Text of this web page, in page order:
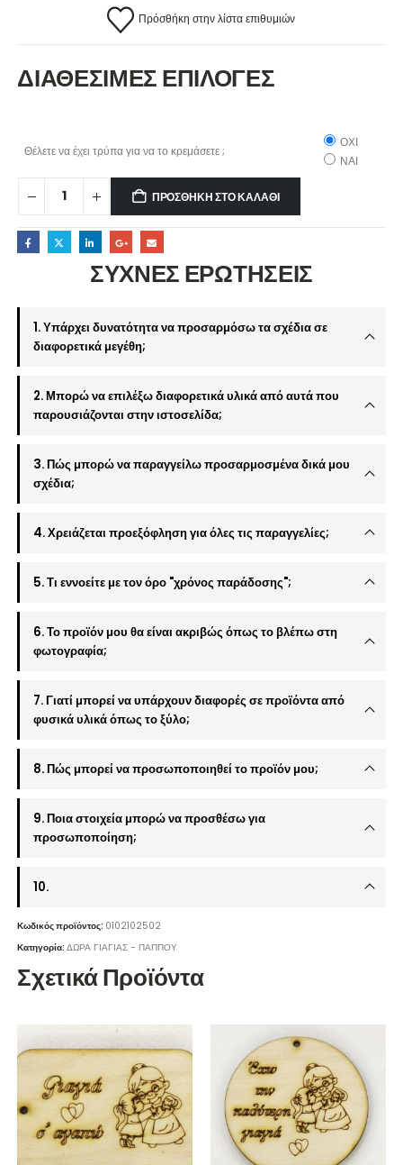
Πρόσθήκη στην λίστα επιθυμιών
ΔΙΑΘΕΣΙΜΕΣ ΕΠΙΛΟΓΕΣ
Θέλετε να έχει τρύπα για να το κρεμάσετε ;
ΟΧΙ
ΝΑΙ
ΠΡΟΣΘΉΚΗ ΣΤΟ ΚΑΛΆΘΙ
ΣΥΧΝΕΣ ΕΡΩΤΗΣΕΙΣ
1. Υπάρχει δυνατότητα να προσαρμόσω τα σχέδια σε
διαφορετικά μεγέθη;
2. Μπορώ να επιλέξω διαφορετικά υλικά από αυτά που
παρουσιάζονται στην ιστοσελίδα;
3. Πώς μπορώ να παραγγείλω προσαρμοσμένα δικά μου
σχέδια;
4. Χρειάζεται προεξόφληση για όλες τις παραγγελίες;
5. Τι εννοείτε με τον όρο "χρόνος παράδοσης";
6. Το προϊόν μου θα είναι ακριβώς όπως το βλέπω στη
φωτογραφία;
7. Γιατί μπορεί να υπάρχουν διαφορές σε προϊόντα από
φυσικά υλικά όπως το ξύλο;
8. Πώς μπορεί να προσωποποιηθεί το προϊόν μου;
9. Ποια στοιχεία μπορώ να προσθέσω για
προσωποποίηση;
10.
Κωδικός προϊόντος: 0102102502
Κατηγορία:ΔΩΡΑ ΓΙΑΓΙΑΣ - ΠΑΠΠΟΥ
Σχετικά Προϊόντα